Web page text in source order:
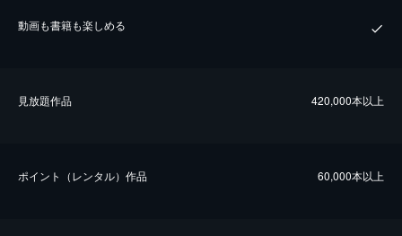
動画も書籍も楽しめる
⾒放題作品 420,000本以上
ポイント（レンタル）作品 60,000本以上